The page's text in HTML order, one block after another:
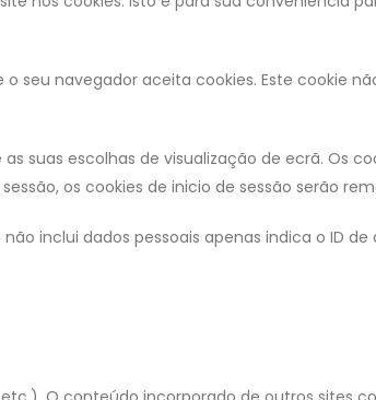
seu navegador aceita cookies. Este cookie
suas escolhas de visualização de ecrã. Os
os cookies de inicio de sessão serão
inclui dados pessoais apenas indica o ID